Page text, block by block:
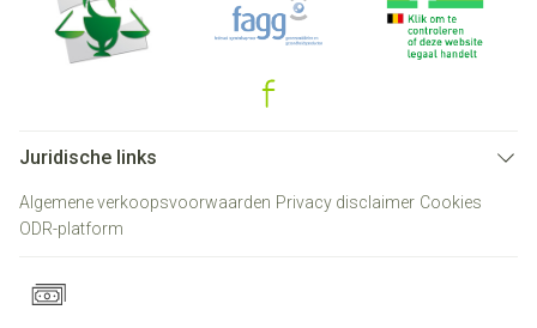
Juridische links
Algemene verkoopsvoorwaarden Privacy disclaimer Cookies
ODR-platform